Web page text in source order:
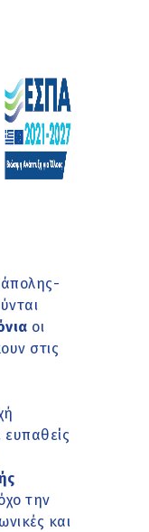
οι
στις
την
και